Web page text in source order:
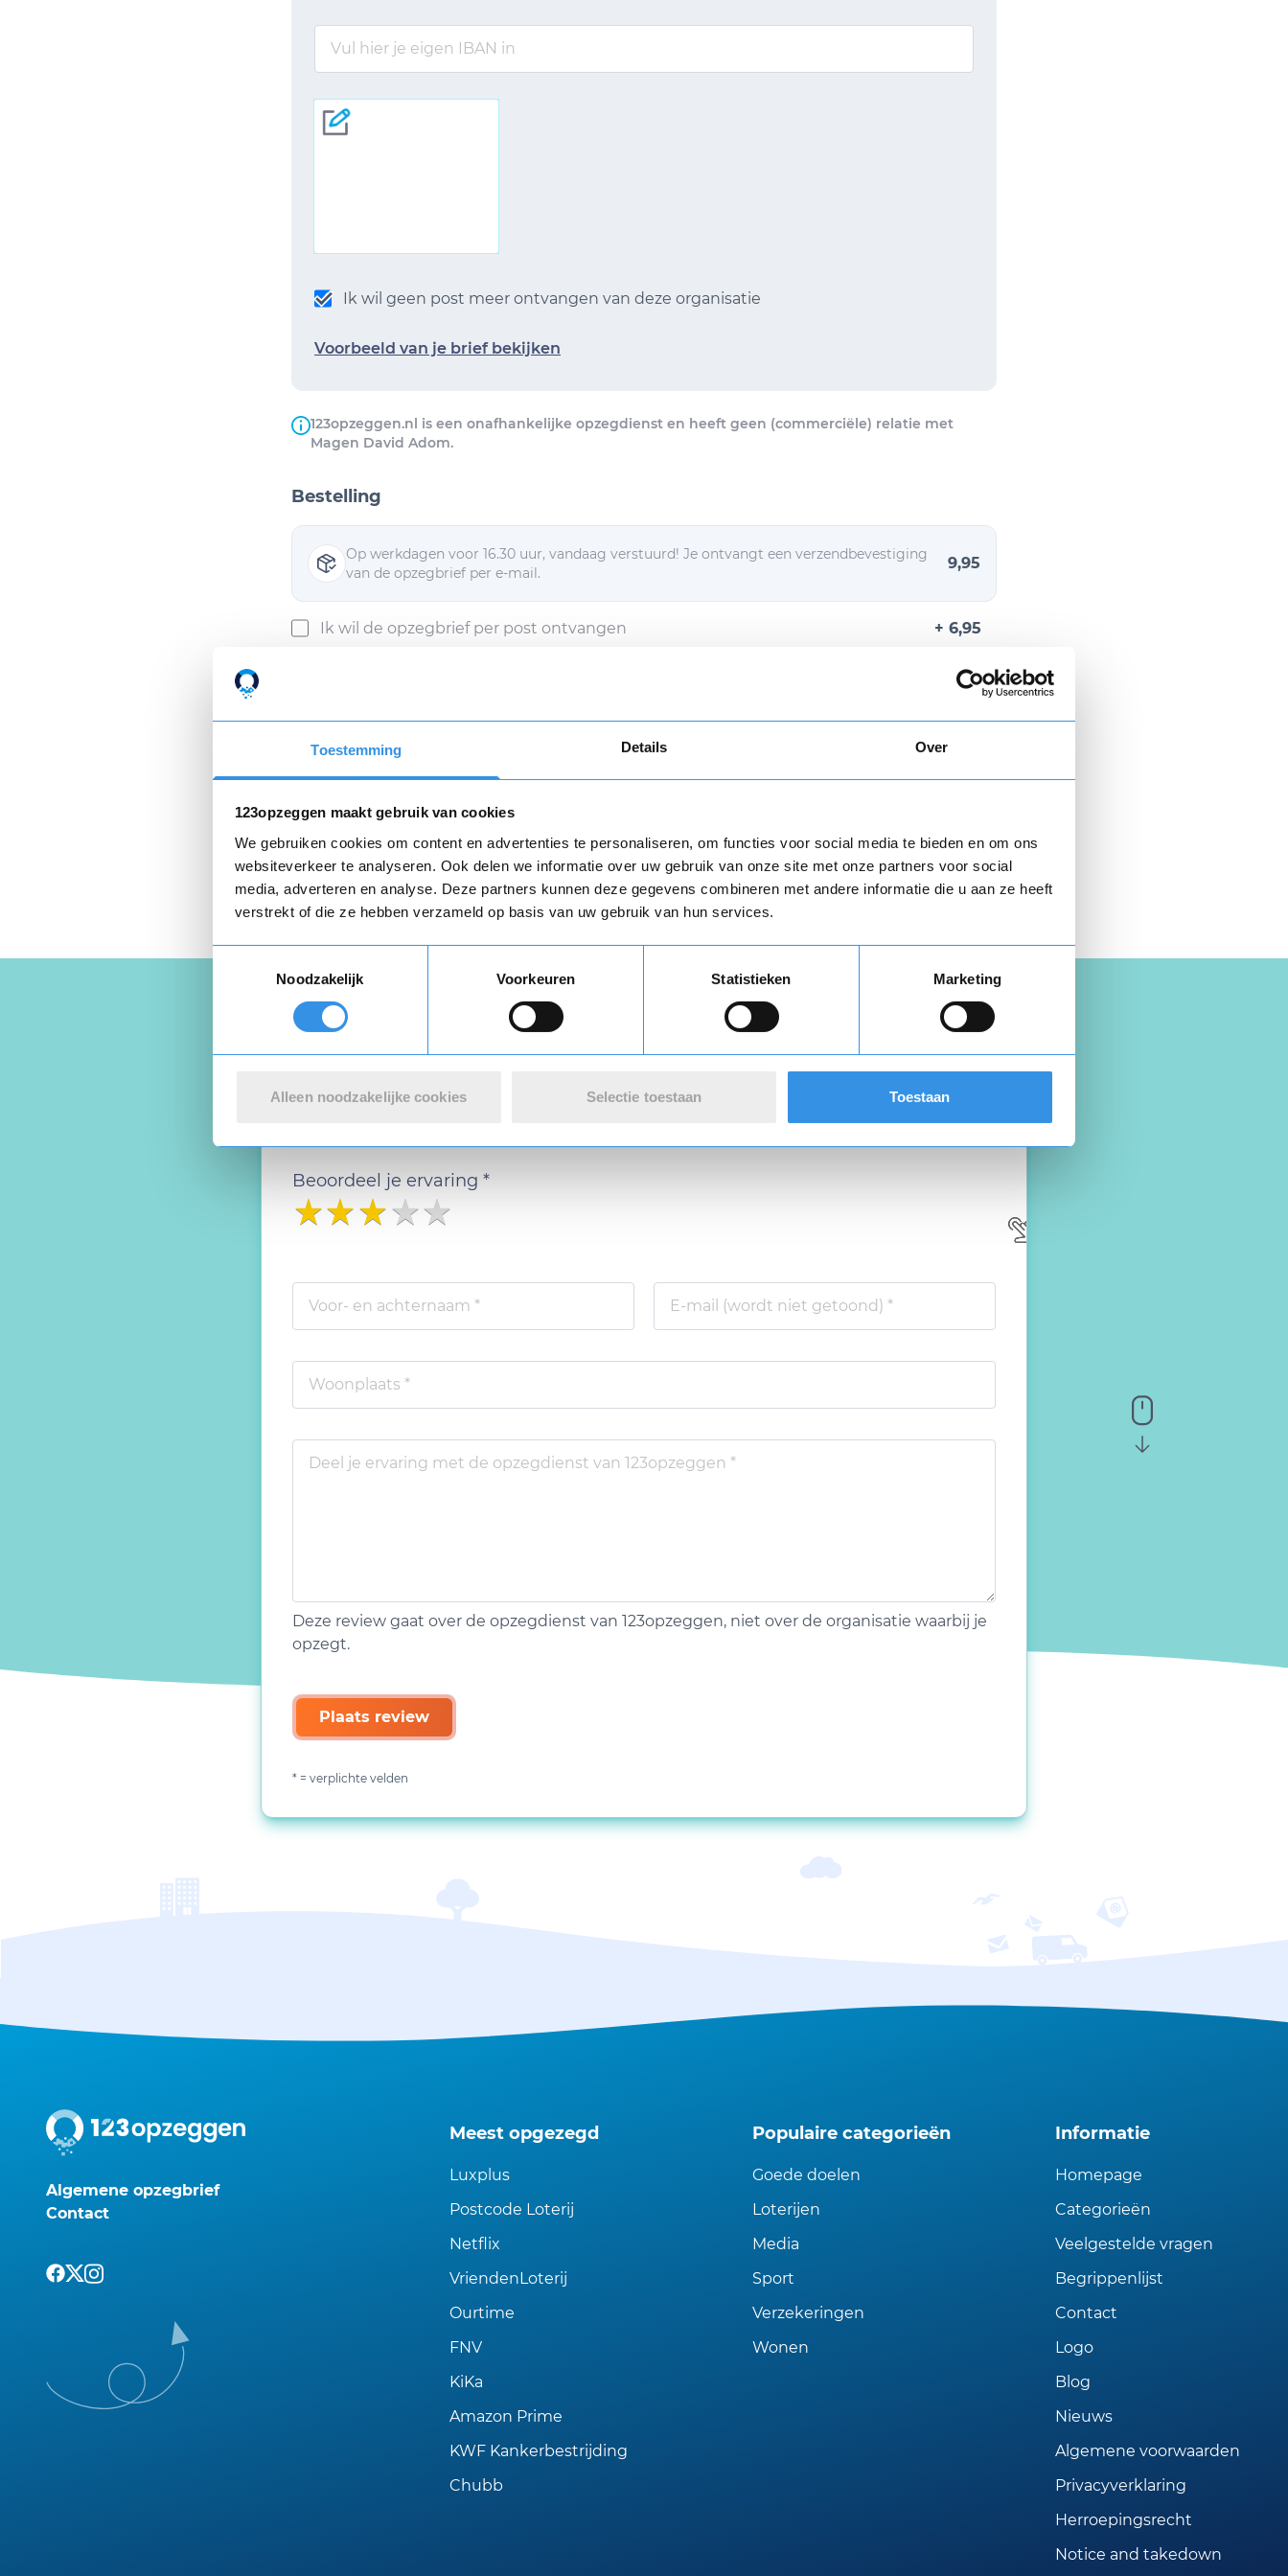
Toestemming Details Over
123opzeggen maakt gebruik van cookies
We gebruiken cookies om content en advertenties te personaliseren, om functies voor social media te bieden en om ons
websiteverkeer te analyseren. Ook delen we informatie over uw gebruik van onze site met onze partners voor social
media, adverteren en analyse. Deze partners kunnen deze gegevens combineren met andere informatie die u aan ze heeft
verstrekt of die ze hebben verzameld op basis van uw gebruik van hun services.
Toestemmingsselectie
Noodzakelijk
Voorkeuren Statistieken Marketing
Alleen noodzakelijke cookies Selectie toestaan Toestaan
Ik wil geen post meer ontvangen van deze organisatie
Voorbeeld van je brief bekijken
123opzeggen.nl is een onafhankelijke opzegdienst en heeft geen (commerciële) relatie met
Magen David Adom.
Bestelling
Op werkdagen voor 16.30 uur, vandaag verstuurd! Je ontvangt een verzendbevestiging
van de opzegbrief per e-mail.
9,95
Ik wil de opzegbrief per post ontvangen + 6,95
Als ik mijn opzegging verstuur dan ga ik akkoord met een eenmalige afschrijving van € 9,95.
Privacyverklaring
en algemene voorwaarden
Download hier gratis je
opzegbrief
Deel je ervaring met de opzegdienst van 123opzeggen
Beoordeel je ervaring *
Deze review gaat over de opzegdienst van 123opzeggen, niet over de organisatie waarbij je
opzegt.
Plaats review
* = verplichte velden
Algemene opzegbrief
Contact
Meest opgezegd
Luxplus
Postcode Loterij
Netflix
VriendenLoterij
Ourtime
FNV
KiKa
Amazon Prime
KWF Kankerbestrijding
Chubb
Populaire categorieën
Goede doelen
Loterijen
Media
Sport
Verzekeringen
Wonen
Informatie
Homepage
Categorieën
Veelgestelde vragen
Begrippenlijst
Contact
Logo
Blog
Nieuws
Algemene voorwaarden
Privacyverklaring
Herroepingsrecht
Notice and takedown